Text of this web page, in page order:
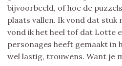
bijvoorbeeld, of hoe de
plaats vallen. Ik vond dat stuk
vond ik het heel tof dat Lotte
personages heeft gemaakt in
wel lastig, trouwens. Want je